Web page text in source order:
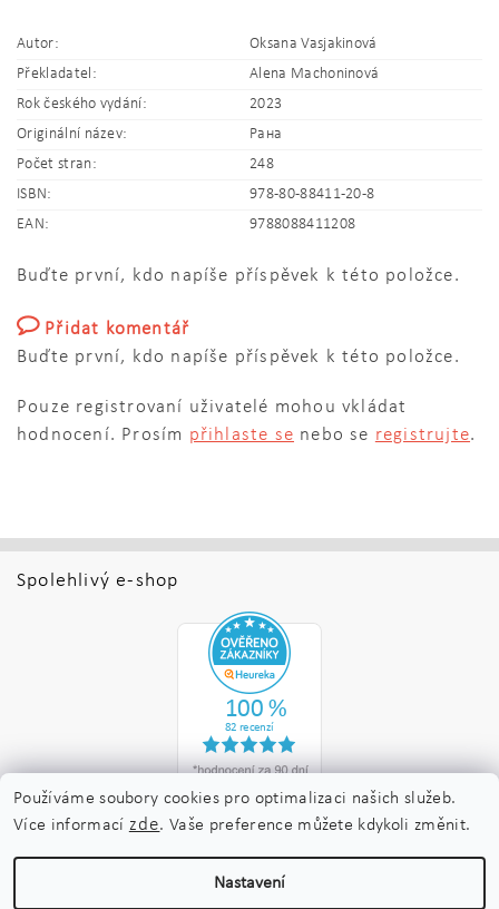
Autor:
Oksana Vasjakinová
Překladatel:
Alena Machoninová
Rok českého vydání:
2023
Originální název:
Рана
Počet stran:
248
ISBN:
978-80-88411-20-8
EAN:
9788088411208
Buďte první, kdo napíše příspěvek k této položce.
Přidat komentář
Buďte první, kdo napíše příspěvek k této položce.
Pouze registrovaní uživatelé mohou vkládat
hodnocení. Prosím přihlaste se nebo se registrujte.
Spolehlivý e-shop
2026 ©Nakladatelství Maraton, všechna práva vyhrazenaUpravit nastavení
cookies
Používáme soubory cookies pro optimalizaci našich služeb.
Více informací zde. Vaše preference můžete kdykoli změnit.
Nastavení